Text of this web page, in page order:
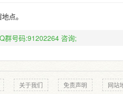
点。
群号码:91202264 咨询;
关于我们 免责声明 网站